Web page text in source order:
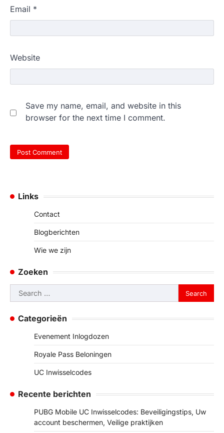
Email *
Website
Save my name, email, and website in this
browser for the next time I comment.
Links
Contact
Blogberichten
Wie we zijn
Zoeken
Search
for:
Categorieën
Evenement Inlogdozen
Royale Pass Beloningen
UC Inwisselcodes
Recente berichten
PUBG Mobile UC Inwisselcodes: Beveiligingstips, Uw
account beschermen, Veilige praktijken